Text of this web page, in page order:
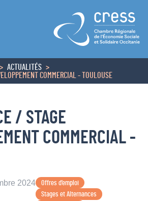
ACTUALITÉS
COMMERCIAL - TOULOUSE
/ STAGE
COMMERCIAL -
2024
Offres d’emploi
Stages et Alternances